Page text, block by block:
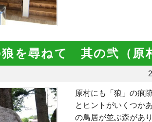
狼を尋ねて 其の弐（原
原村にも「狼」の痕
とヒントがいくつか
の鳥居が並ぶ森があ